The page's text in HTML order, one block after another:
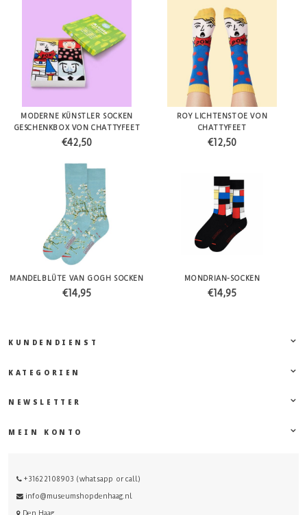
MODERNE KÜNSTLER SOCKEN
GESCHENKBOX VON CHATTYFEET
€42,50
ROY LICHTENSTOE VON
CHATTYFEET
€12,50
MANDELBLÜTE VAN GOGH SOCKEN
€14,95
MONDRIAN-SOCKEN
€14,95
KUNDENDIENST
KATEGORIEN
NEWSLETTER
MEIN KONTO
+31622108903 (whatsapp or call)
info@museumshopdenhaag.nl